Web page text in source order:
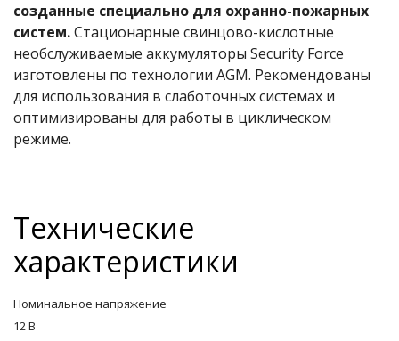
Delta
ИБП
питания
котла
созданные специально для охранно-пожарных
систем.Стационарные свинцово-кислотные
необслуживаемые аккумуляторы Security Force
изготовлены по технологии AGM. Рекомендованы
для использования в слаботочных системах и
оптимизированы для работы в циклическом
режиме.
Технические
характеристики
Номинальное напряжение
12 B